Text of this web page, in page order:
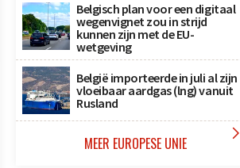
Belgisch plan voor een digitaal
wegenvignet zou in strijd
kunnen zijn met de EU-
wetgeving
België importeerde in juli al zijn
vloeibaar aardgas (lng) vanuit
Rusland
MEER EUROPESE UNIE 